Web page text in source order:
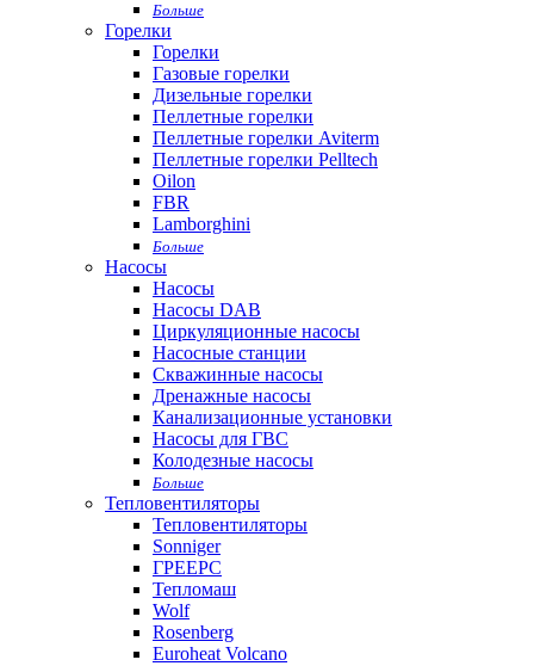
Больше
Горелки
Горелки
Газовые горелки
Дизельные горелки
Пеллетные горелки
Пеллетные горелки Aviterm
Пеллетные горелки Pelltech
Oilon
FBR
Lamborghini
Больше
Насосы
Насосы
Насосы DAB
Циркуляционные насосы
Насосные станции
Скважинные насосы
Дренажные насосы
Канализационные установки
Насосы для ГВС
Колодезные насосы
Больше
Тепловентиляторы
Тепловентиляторы
Sonniger
ГРЕЕРС
Тепломаш
Wolf
Rosenberg
Euroheat Volcano